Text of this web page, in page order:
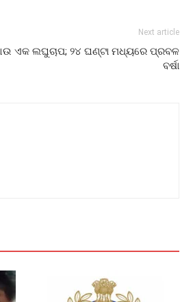
Next article
ଏକ ଲଘୁଚାପ; ୨୪ ଘଣ୍ଟା ମଧ୍ୟରେ ପ୍ରବଳ
ବର୍ଷା